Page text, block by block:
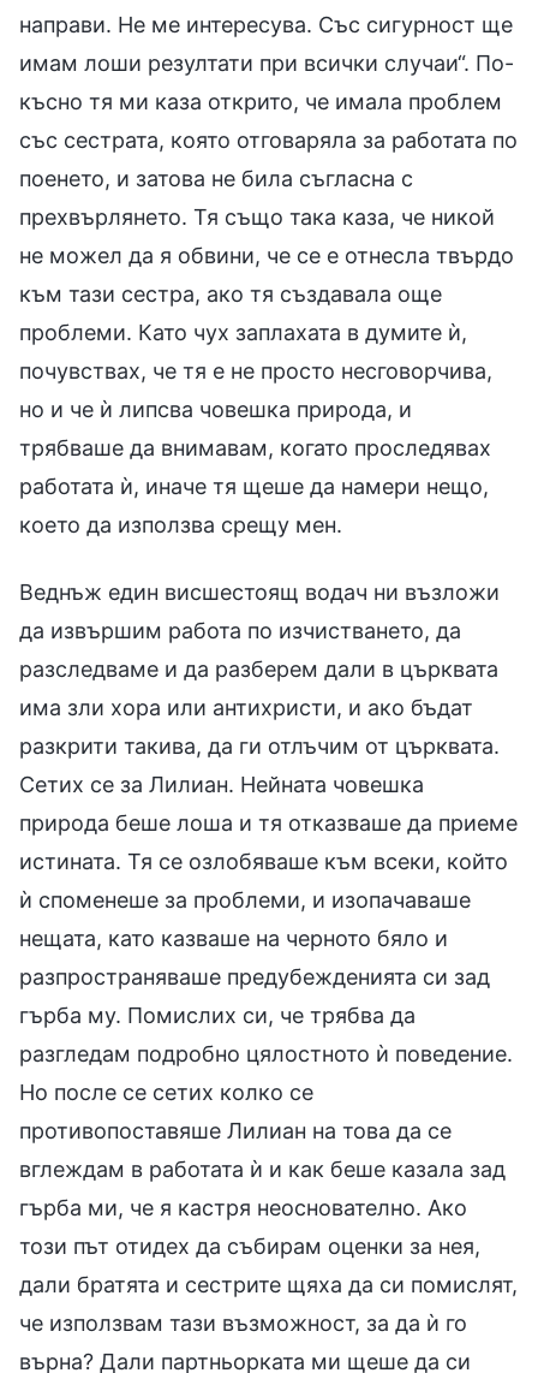
направи. Не ме интересува. Със сигурност ще
имам лоши резултати при всички случаи“. По-
късно тя ми каза открито, че имала проблем
със сестрата, която отговаряла за работата по
поенето, и затова не била съгласна с
прехвърлянето. Тя също така каза, че никой
не можел да я обвини, че се е отнесла твърдо
към тази сестра, ако тя създавала още
проблеми. Като чух заплахата в думите ѝ,
почувствах, че тя е не просто несговорчива,
но и че ѝ липсва човешка природа, и
трябваше да внимавам, когато проследявах
работата ѝ, иначе тя щеше да намери нещо,
което да използва срещу мен.
Веднъж един висшестоящ водач ни възложи
да извършим работа по изчистването, да
разследваме и да разберем дали в църквата
има зли хора или антихристи, и ако бъдат
разкрити такива, да ги отлъчим от църквата.
Сетих се за Лилиан. Нейната човешка
природа беше лоша и тя отказваше да приеме
истината. Тя се озлобяваше към всеки, който
ѝ споменеше за проблеми, и изопачаваше
нещата, като казваше на черното бяло и
разпространяваше предубежденията си зад
гърба му. Помислих си, че трябва да
разгледам подробно цялостното ѝ поведение.
Но после се сетих колко се
противопоставяше Лилиан на това да се
вглеждам в работата ѝ и как беше казала зад
гърба ми, че я кастря неоснователно. Ако
този път отидех да събирам оценки за нея,
дали братята и сестрите щяха да си помислят,
че използвам тази възможност, за да ѝ го
върна? Дали партньорката ми щеше да си